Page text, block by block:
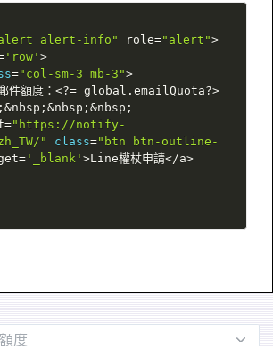
alert-info" role="alert">
'row'>
="col-sm-3 mb-3">
件額度：<?= global .emailQuota?>
;&nbsp ;&nbsp ;&nbsp ;
="https://notify-
"
class="btn btn-outline-
= '_blank'>Line權杖申請</a>